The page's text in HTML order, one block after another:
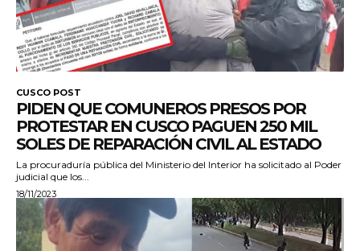
CUSCO POST
PIDEN QUE COMUNEROS PRESOS POR
PROTESTAR EN CUSCO PAGUEN 250 MIL
SOLES DE REPARACIÓN CIVIL AL ESTADO
La procuraduría pública del Ministerio del Interior ha solicitado al Poder
judicial que los...
18/11/2023